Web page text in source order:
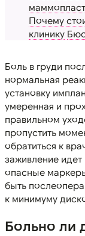
Почему
клинику
Боль в груди
нормальная
установку
умеренная и
правильном
пропустить
обратиться к
заживление
опасные
быть
к минимуму
Больно ли